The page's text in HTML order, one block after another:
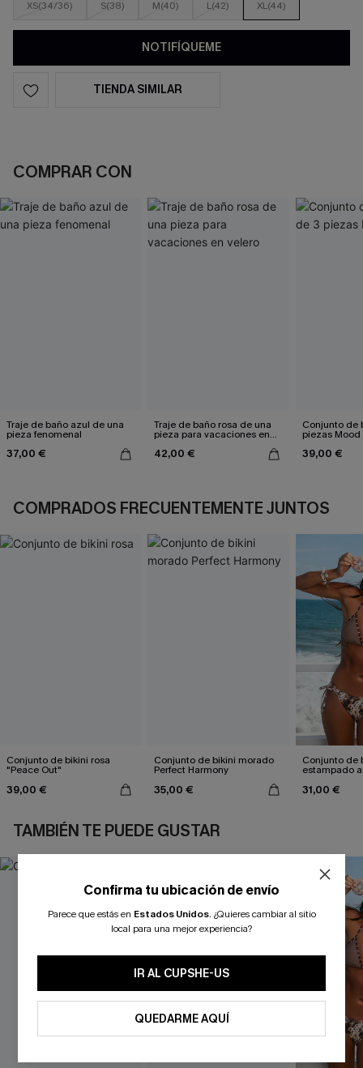
XS(34/36) S(38) M(40) L(42) XL(44)
NOTIFÍQUEME
TIENDA SIMILAR
COMPRAR CON
Traje de baño azul de una
pieza fenomenal
37,00 €
Traje de baño rosa de una
pieza para vacaciones en
velero
42,00 €
Conjunto de
piezas
39,00 €
COMPRADOS FRECUENTEMENTE JUNTOS
Conjunto de bikini rosa
"Peace Out"
39,00 €
Conjunto de bikini morado
Perfect Harmony
35,00 €
Conjunto de
estampado
31,00 €
TAMBIÉN TE PUEDE GUSTAR
Confirma tu ubicación de envío
Parece que estás en Estados Unidos. ¿Quieres cambiar al sitio
local para una mejor experiencia?
IR AL CUPSHE-US
QUEDARME AQUÍ